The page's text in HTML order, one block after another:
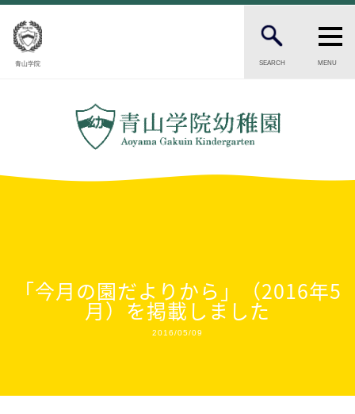
青山学院 SEARCH MENU
在園生・卒園生の保護者の方へ
CANDIDATES
幼稚園の歴史
園児数・教職員数
「今月の園だよりから」（2016年5
月）を掲載しました
2016/05/09